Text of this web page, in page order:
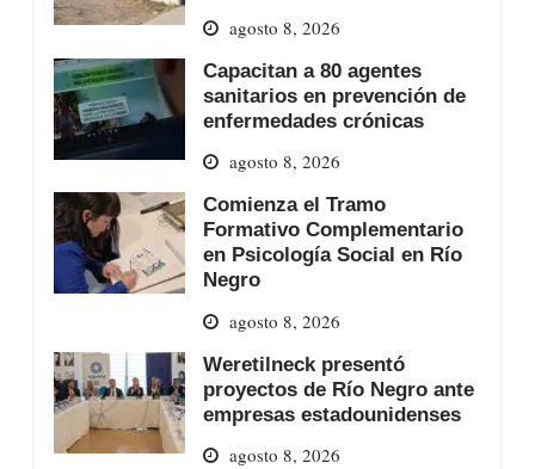
agosto 8, 2026
Capacitan a 80 agentes
sanitarios en prevención de
enfermedades crónicas
agosto 8, 2026
Comienza el Tramo
Formativo Complementario
en Psicología Social en Río
Negro
agosto 8, 2026
Weretilneck presentó
proyectos de Río Negro ante
empresas estadounidenses
agosto 8, 2026